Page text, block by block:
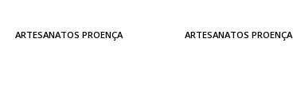
ARTESANATOS PROENÇA ARTESANATOS PROENÇA